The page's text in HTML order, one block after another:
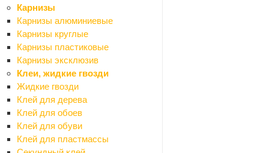
Карнизы
Карнизы алюминиевые
Карнизы круглые
Карнизы пластиковые
Карнизы эксклюзив
Клеи, жидкие гвозди
Жидкие гвозди
Клей для дерева
Клей для обоев
Клей для обуви
Клей для пластмассы
Шпаклевки готовые
Назад
Шпаклевки готовые
Для внутренних и наружных работ
Для внутренних работ
По дереву
Шпаклевки-замазки
Эпоксидные шпаклевки
Инструменты
Назад
Инструменты
Электроинструмент